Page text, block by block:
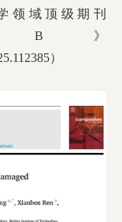
领域顶级期刊
B》
）